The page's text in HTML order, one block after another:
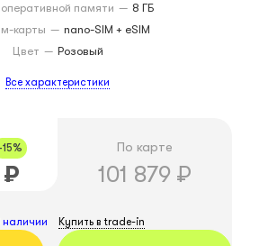
памяти — 8 ГБ
карты — nano-SIM + eSIM
Цвет — Розовый
Все характеристики
15%
₽
По карте
101 879 ₽
наличии Купить в trade-in